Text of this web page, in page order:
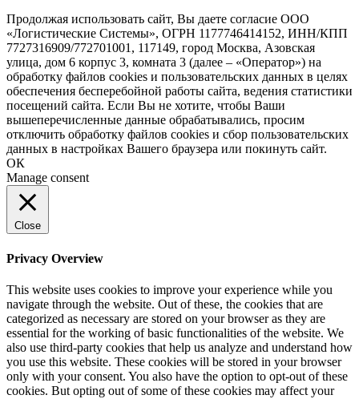
Продолжая использовать сайт, Вы даете согласие ООО
«Логистические Системы», ОГРН 1177746414152, ИНН/КПП
7727316909/772701001, 117149, город Москва, Азовская
улица, дом 6 корпус 3, комната 3 (далее – «Оператор») на
обработку файлов cookies и пользовательских данных в целях
обеспечения бесперебойной работы сайта, ведения статистики
посещений сайта. Если Вы не хотите, чтобы Ваши
вышеперечисленные данные обрабатывались, просим
отключить обработку файлов cookies и сбор пользовательских
данных в настройках Вашего браузера или покинуть сайт.
ОК
Manage consent
Close
Privacy Overview
This website uses cookies to improve your experience while you
navigate through the website. Out of these, the cookies that are
categorized as necessary are stored on your browser as they are
essential for the working of basic functionalities of the website. We
also use third-party cookies that help us analyze and understand how
you use this website. These cookies will be stored in your browser
only with your consent. You also have the option to opt-out of these
cookies. But opting out of some of these cookies may affect your